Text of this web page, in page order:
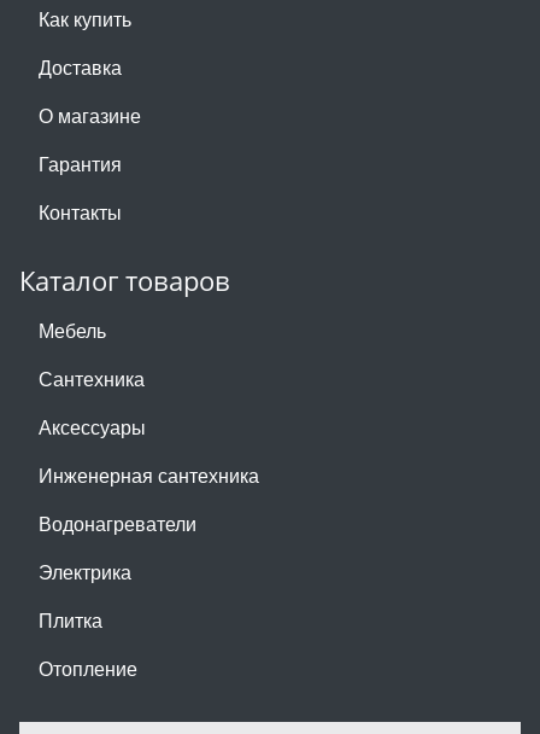
Как купить
Доставка
О магазине
Гарантия
Контакты
Каталог товаров
Мебель
Сантехника
Аксессуары
Инженерная сантехника
Водонагреватели
Электрика
Плитка
Отопление